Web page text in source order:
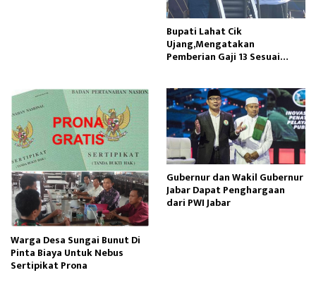
Bupati Lahat Cik
Ujang,Mengatakan
Pemberian Gaji 13 Sesuai
Warga Desa Sungai Bunut Di
Pinta Biaya Untuk Nebus
Sertipikat Prona
Gubernur dan Wakil Gubernur
Jabar Dapat Penghargaan
dari PWI Jabar